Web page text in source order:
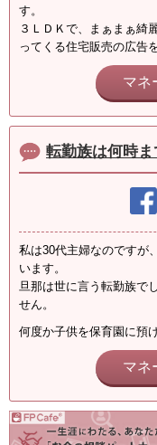
す。
３ＬＤＫで、まぁまぁ綺
ってくる住宅販売の広告
マネ
転勤族は何時ま
私は30代主婦なのですが
います。
旦那は世に言う転勤族で
せん。
何度か子供を保育園に預
マネ